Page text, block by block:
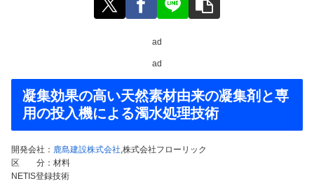
ad
ad
凝集効果の高い天然素材由来の凝集剤と専
用の投入機による濁水処理技術
開発会社： 鹿島建設株式会社,株式会社フローリック
区 分：材料
NETIS登録技術